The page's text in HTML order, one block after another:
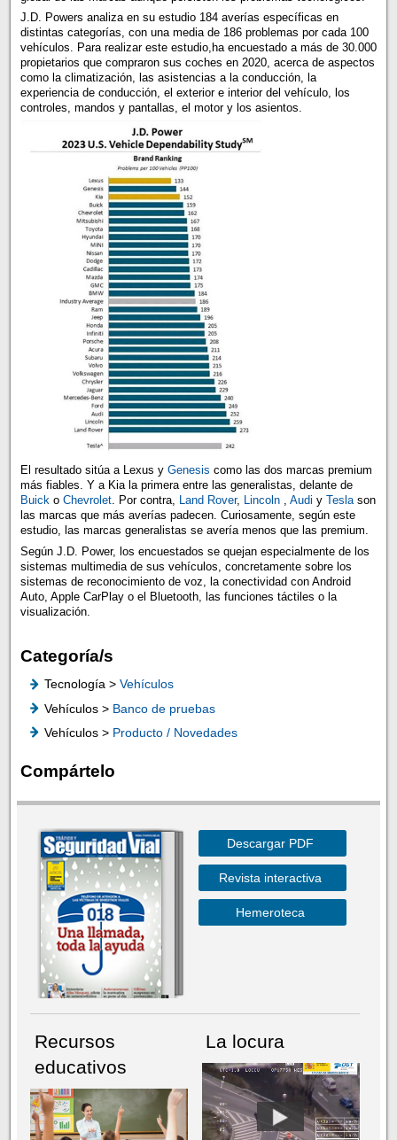
J.D. Powers analiza en su estudio 184 averías específicas en
distintas categorías, con una media de 186 problemas por cada 100
vehículos. Para realizar este estudio,ha encuestado a más de 30.000
propietarios que compraron sus coches en 2020, acerca de aspectos
como la climatización, las asistencias a la conducción, la
experiencia de conducción, el exterior e interior del vehículo, los
controles, mandos y pantallas, el motor y los asientos.
El resultado sitúa a Lexus y Genesis como las dos marcas premium
más fiables. Y a Kia la primera entre las generalistas, delante de
Buicko Chevrolet. Por contra, Land Rover, Lincoln, Audi y Teslason
las marcas que más averías padecen. Curiosamente, según este
estudio, las marcas generalistas se avería menos que las premium.
Según J.D. Power, los encuestados se quejan especialmente de los
sistemas multimedia de sus vehículos, concretamente sobre los
sistemas de reconocimiento de voz, la conectividad con Android
Auto, Apple CarPlay o el Bluetooth, las funciones táctiles o la
visualización.
Categoría/s
Tecnología > Vehículos
Vehículos > Banco de pruebas
Vehículos > Producto / Novedades
Compártelo
Descargar PDF
Revista interactiva
Hemeroteca
Recursos
educativos
La locura